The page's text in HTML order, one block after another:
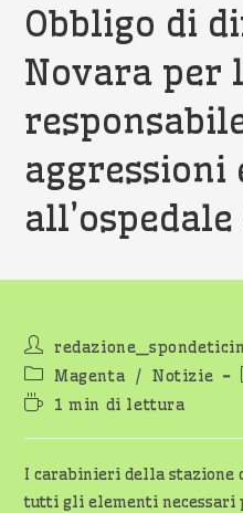
Obbligo di
Novara per
aggressioni
Autore
dell'articolo:
Categoria
dell'articolo:
Magenta / Notizie
Tempo
lettura:
1 min di lettura
I carabinieri della stazione
tutti gli elementi necessari